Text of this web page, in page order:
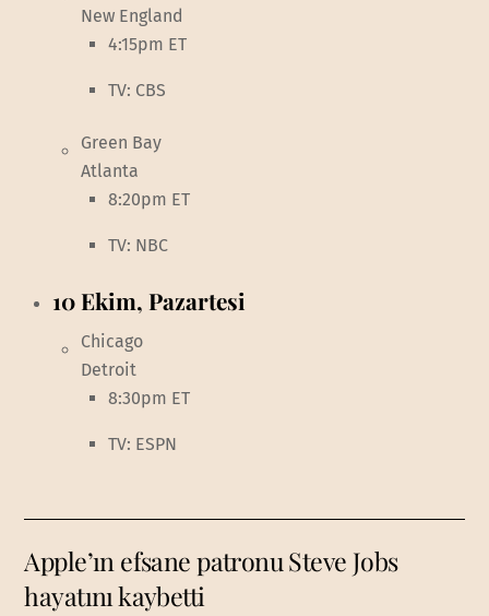
New England
4:15pm ET
TV: CBS
Green Bay
Atlanta
8:20pm ET
TV: NBC
10 Ekim, Pazartesi
Chicago
Detroit
8:30pm ET
TV: ESPN
Apple’ın efsane patronu Steve Jobs
hayatını kaybetti